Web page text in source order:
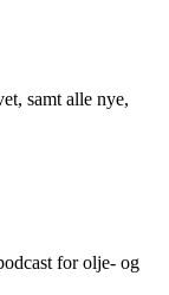
samt alle nye,
for olje- og